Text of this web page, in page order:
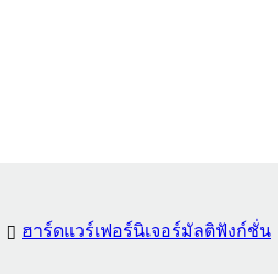
ฮาร์ดแวร์เฟอร์นิเจอร์มัลติฟังก์ชั่น